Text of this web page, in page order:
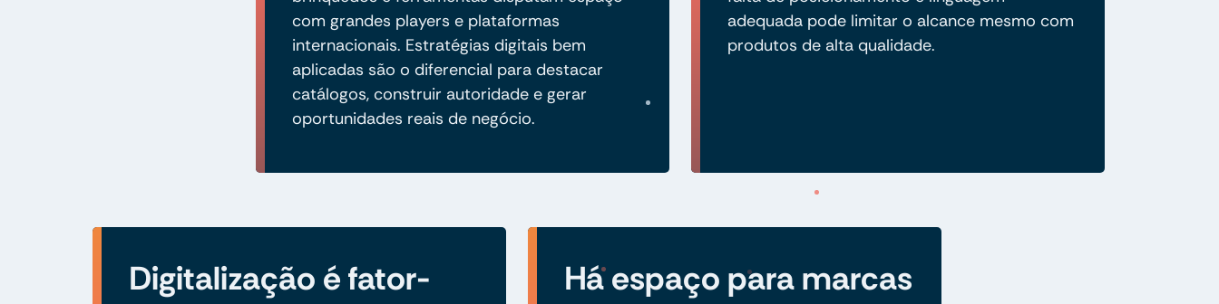
com grandes players e plataformas
internacionais. Estratégias digitais bem
aplicadas são o diferencial para destacar
catálogos, construir autoridade e gerar
oportunidades reais de negócio.
adequada pode limitar o alcance mesmo com
produtos de alta qualidade.
Digitalização é fator-
Há espaço para marcas